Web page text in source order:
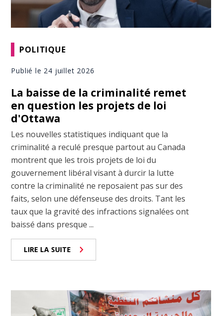
POLITIQUE
Publié le 24 juillet 2026
La baisse de la criminalité remet
en question les projets de loi
d'Ottawa
Les nouvelles statistiques indiquant que la
criminalité a reculé presque partout au Canada
montrent que les trois projets de loi du
gouvernement libéral visant à durcir la lutte
contre la criminalité ne reposaient pas sur des
faits, selon une défenseuse des droits. Tant les
taux que la gravité des infractions signalées ont
baissé dans presque ...
LIRE LA SUITE